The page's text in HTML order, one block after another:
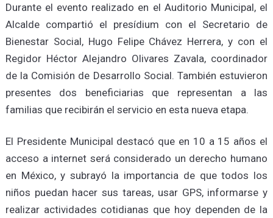
Durante el evento realizado en el Auditorio Municipal, el
Alcalde compartió el presídium con el Secretario de
Bienestar Social, Hugo Felipe Chávez Herrera, y con el
Regidor Héctor Alejandro Olivares Zavala, coordinador
de la Comisión de Desarrollo Social. También estuvieron
presentes dos beneficiarias que representan a las
familias que recibirán el servicio en esta nueva etapa.
El Presidente Municipal destacó que en 10 a 15 años el
acceso a internet será considerado un derecho humano
en México, y subrayó la importancia de que todos los
niños puedan hacer sus tareas, usar GPS, informarse y
realizar actividades cotidianas que hoy dependen de la